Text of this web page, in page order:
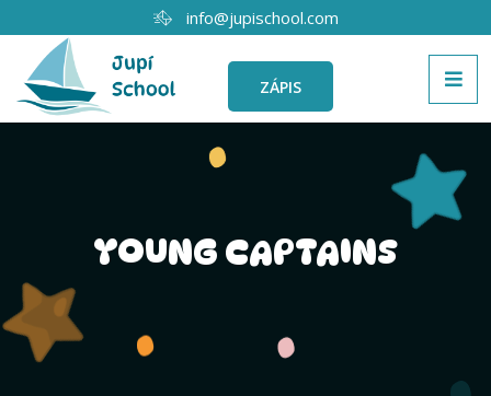
info@jupischool.com
ZÁPIS
YOUNG CAPTAINS